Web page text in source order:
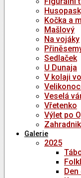
Kočka a
Mašlový
Na vojáky
Sedlaček
U Dunaja
V kolaji
Veselá
Vřetenko
Výlet po
Zahradnik
Galerie
2025